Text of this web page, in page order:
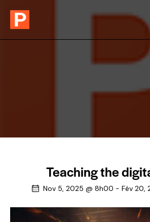
Teaching the
Nov 5, 2025 @ 8h00 - Fév 20,